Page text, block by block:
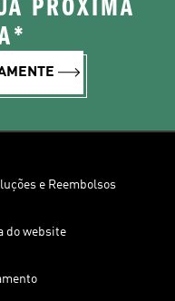
PRÓXIMA
e Reembolsos
do website